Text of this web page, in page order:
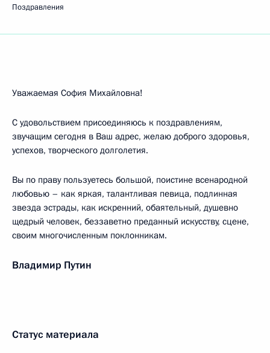
Поздравления
Уважаемая София Михайловна!
С удовольствием присоединяюсь к поздравлениям,
звучащим сегодня в Ваш адрес, желаю доброго здоровья,
успехов, творческого долголетия.
Вы по праву пользуетесь большой, поистине всенародной
любовью – как яркая, талантливая певица, подлинная
звезда эстрады, как искренний, обаятельный, душевно
щедрый человек, беззаветно преданный искусству, сцене,
своим многочисленным поклонникам.
Владимир Путин
Статус материала